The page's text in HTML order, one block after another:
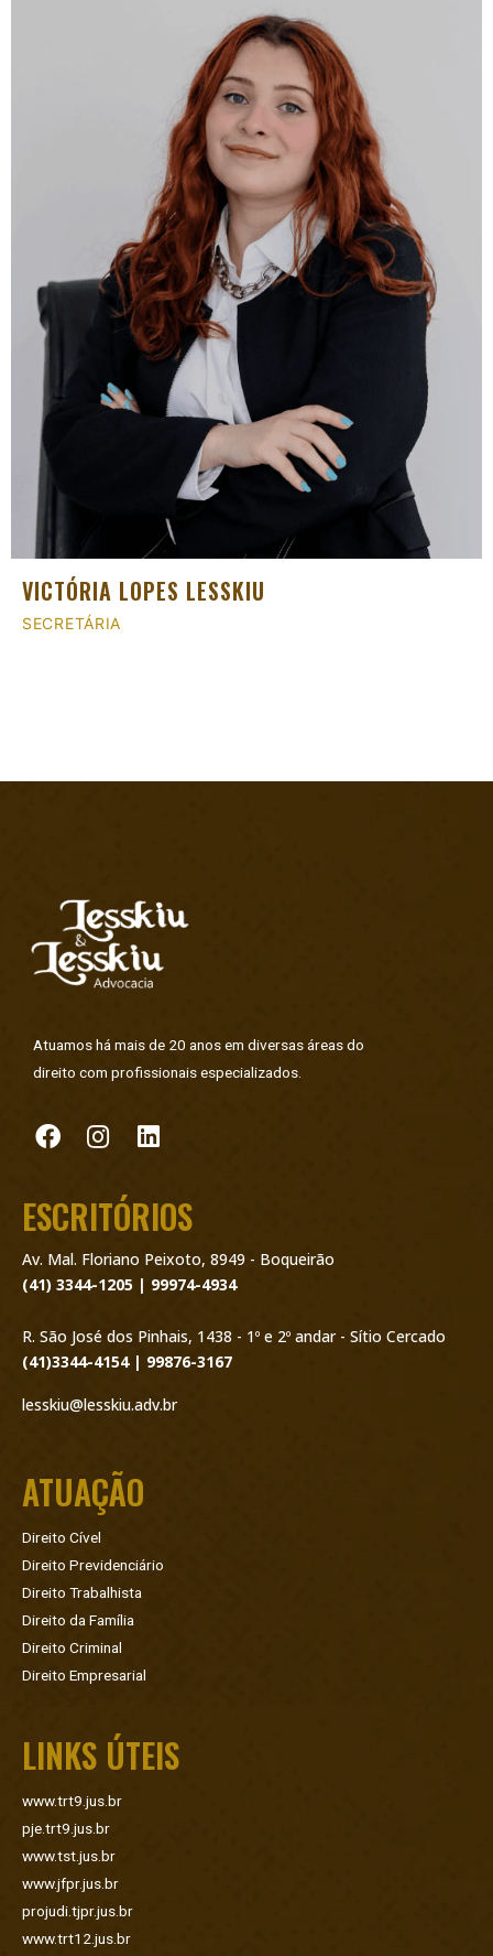
VICTÓRIA LOPES LESSKIU
SECRETÁRIA
Atuamos há mais de 20 anos em diversas áreas do
direito com profissionais especializados.
ESCRITÓRIOS
Av. Mal. Floriano Peixoto, 8949 - Boqueirão
(41) 3344-1205 | 99974-4934
R. São José dos Pinhais, 1438 - 1º e 2º andar - Sítio Cercado
(41)3344-4154 | 99876-3167
lesskiu@lesskiu.adv.br
ATUAÇÃO
Direito Cível
Direito Previdenciário
Direito Trabalhista
Direito da Família
Direito Criminal
Direito Empresarial
LINKS ÚTEIS
www.trt9.jus.br
pje.trt9.jus.br
www.tst.jus.br
www.jfpr.jus.br
projudi.tjpr.jus.br
www.trt12.jus.br